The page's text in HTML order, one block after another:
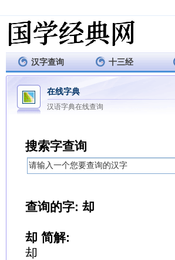
汉字查询 十三经
在线字典
汉语字典在线查询
搜索字查询
查询的字: 却
却 简解:
却